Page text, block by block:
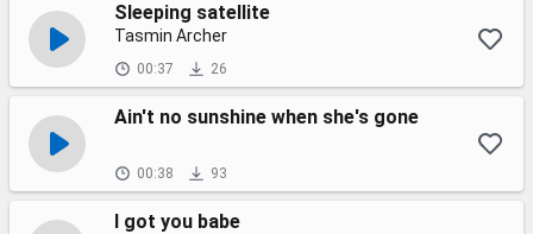
Sleeping satellite
Tasmin Archer
00:37 26
Ain't no sunshine when she's gone
00:38 93
I got you babe